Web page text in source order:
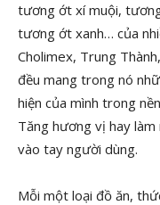
tương ớt xí muội,
tương ớt xanh… của
Cholimex, Trung
đều mang trong nó
hiện của mình trong
Tăng hương vị hay
vào tay người dùng.
Mỗi một loại đồ ăn,